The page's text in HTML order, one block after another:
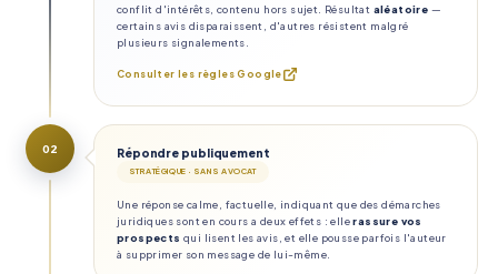
conflit d'intérêts, contenu hors sujet. Résultat aléatoire —
certains avis disparaissent, d'autres résistent malgré
plusieurs signalements.
Consulter les règles Google
02 Répondre publiquement
STRATÉGIQUE · SANS AVOCAT
Une réponse calme, factuelle, indiquant que des démarches
juridiques sont en cours a deux effets : ellerassure vos
prospects qui lisent les avis, et elle pousse parfois l'auteur
à supprimer son message de lui-même.